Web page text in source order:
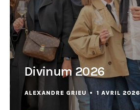
Divinum 2026
ALEXANDRE GRIEU 1 AVRIL 2026